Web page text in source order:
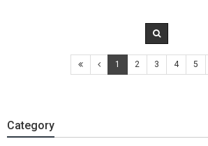
1 2 3 4 5
Category